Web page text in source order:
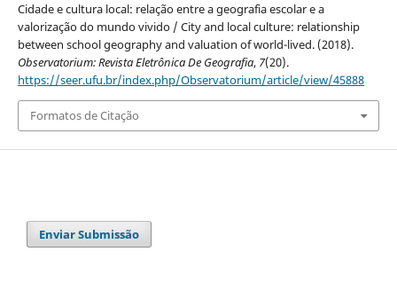
Cidade e cultura local: relação entre a geografia escolar e a
valorização do mundo vivido / City and local culture: relationship
between school geography and valuation of world-lived. (2018).
Observatorium: Revista Eletrônica De Geografia, 7(20).
https://seer.ufu.br/index.php/Observatorium/article/view/45888
Formatos de Citação
Enviar Submissão